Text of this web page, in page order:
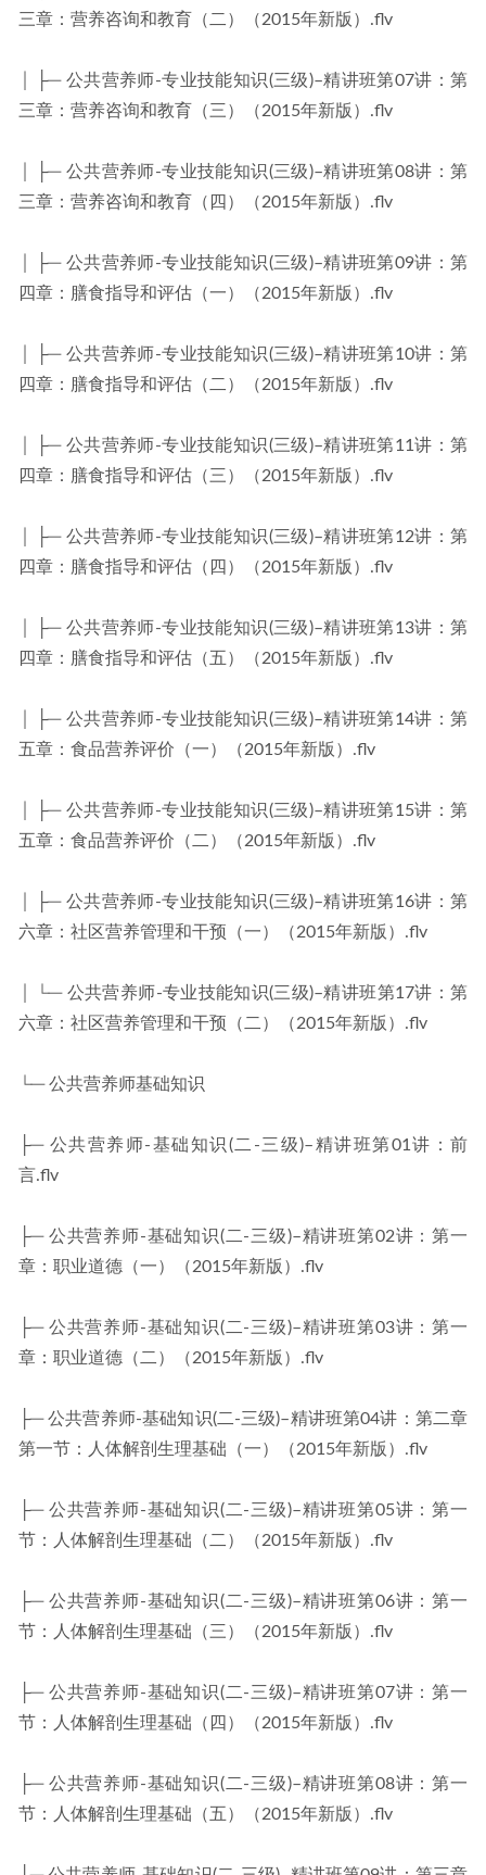
三章：营养咨询和教育（二）（2015年新版）.flv
│ ├─ 公共营养师-专业技能知识(三级)–精讲班第07讲：第
三章：营养咨询和教育（三）（2015年新版）.flv
│ ├─ 公共营养师-专业技能知识(三级)–精讲班第08讲：第
三章：营养咨询和教育（四）（2015年新版）.flv
│ ├─ 公共营养师-专业技能知识(三级)–精讲班第09讲：第
四章：膳食指导和评估（一）（2015年新版）.flv
│ ├─ 公共营养师-专业技能知识(三级)–精讲班第10讲：第
四章：膳食指导和评估（二）（2015年新版）.flv
│ ├─ 公共营养师-专业技能知识(三级)–精讲班第11讲：第
四章：膳食指导和评估（三）（2015年新版）.flv
│ ├─ 公共营养师-专业技能知识(三级)–精讲班第12讲：第
四章：膳食指导和评估（四）（2015年新版）.flv
│ ├─ 公共营养师-专业技能知识(三级)–精讲班第13讲：第
四章：膳食指导和评估（五）（2015年新版）.flv
│ ├─ 公共营养师-专业技能知识(三级)–精讲班第14讲：第
五章：食品营养评价（一）（2015年新版）.flv
│ ├─ 公共营养师-专业技能知识(三级)–精讲班第15讲：第
五章：食品营养评价（二）（2015年新版）.flv
│ ├─ 公共营养师-专业技能知识(三级)–精讲班第16讲：第
六章：社区营养管理和干预（一）（2015年新版）.flv
│ └─ 公共营养师-专业技能知识(三级)–精讲班第17讲：第
六章：社区营养管理和干预（二）（2015年新版）.flv
└─ 公共营养师基础知识
├─ 公共营养师-基础知识(二-三级)–精讲班第01讲：前
言.flv
├─ 公共营养师-基础知识(二-三级)–精讲班第02讲：第一
章：职业道德（一）（2015年新版）.flv
├─ 公共营养师-基础知识(二-三级)–精讲班第03讲：第一
章：职业道德（二）（2015年新版）.flv
├─ 公共营养师-基础知识(二-三级)–精讲班第04讲：第二章
第一节：人体解剖生理基础（一）（2015年新版）.flv
├─ 公共营养师-基础知识(二-三级)–精讲班第05讲：第一
节：人体解剖生理基础（二）（2015年新版）.flv
├─ 公共营养师-基础知识(二-三级)–精讲班第06讲：第一
节：人体解剖生理基础（三）（2015年新版）.flv
├─ 公共营养师-基础知识(二-三级)–精讲班第07讲：第一
节：人体解剖生理基础（四）（2015年新版）.flv
├─ 公共营养师-基础知识(二-三级)–精讲班第08讲：第一
节：人体解剖生理基础（五）（2015年新版）.flv